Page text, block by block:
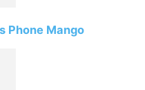
Phone Mango